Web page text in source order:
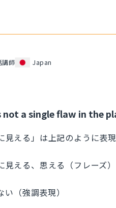
講師
Japan
not a single flaw in the
見える」は上記のように表現
える、思える（フレーズ）
（強調表現）